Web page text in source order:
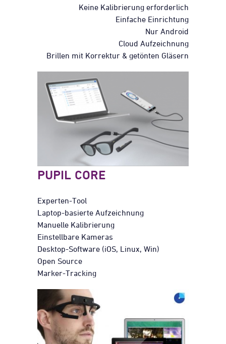
Keine Kalibrierung erforderlich
Einfache Einrichtung
Nur Android
Cloud Aufzeichnung
Brillen mit Korrektur & getönten Gläsern
PUPIL CORE
Experten-Tool
Laptop-basierte Aufzeichnung
Manuelle Kalibrierung
Einstellbare Kameras
Desktop-Software (iOS, Linux, Win)
Open Source
Marker-Tracking